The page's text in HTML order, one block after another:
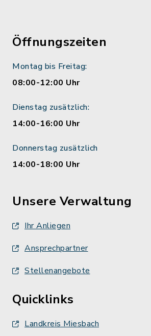
Öffnungszeiten
Montag bis Freitag:
08:00-12:00 Uhr
Dienstag zusätzlich:
14:00-16:00 Uhr
Donnerstag zusätzlich
14:00-18:00 Uhr
Unsere Verwaltung
Ihr Anliegen
Ansprechpartner
Stellenangebote
Quicklinks
Landkreis Miesbach